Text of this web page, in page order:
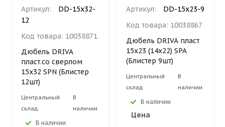
Артикул:
DD-15х32-
12
Код товара: 10038871
Дюбель DRIVA
пласт.со сверлом
15х32 SPN (Блистер
12шт)
Центральный
склад
В
наличии
В наличии
Артикул:
DD-15х23-9
Код товара: 10038867
Дюбель DRIVA пласт
15х23 (14х22) SPA
(Блистер 9шт)
Центральный
склад
В
наличии
В наличии
Цена